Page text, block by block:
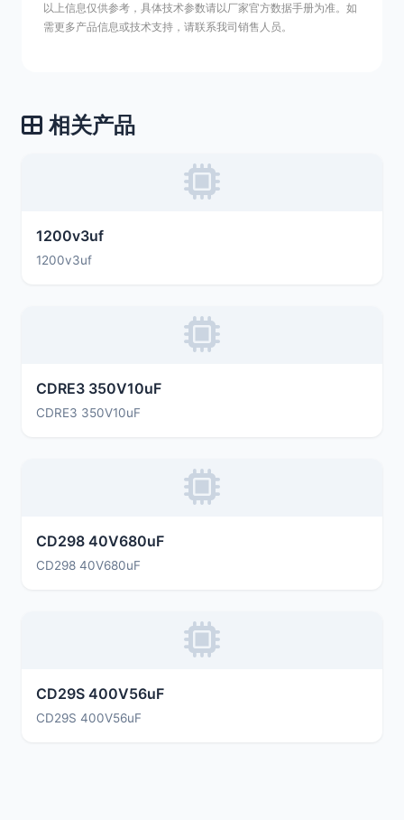
以上信息仅供参考，具体技术参数请以厂家官方数据手册为准。如
需更多产品信息或技术支持，请联系我司销售人员。
相关产品
1200v3uf
1200v3uf
CDRE3 350V10uF
CDRE3 350V10uF
CD298 40V680uF
CD298 40V680uF
CD29S 400V56uF
CD29S 400V56uF